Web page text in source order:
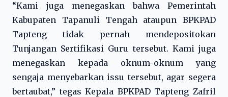
“Kami juga menegaskan bahwa Pemerintah
Kabupaten Tapanuli Tengah ataupun BPKPAD
Tapteng tidak pernah mendepositokan
Tunjangan Sertifikasi Guru tersebut. Kami juga
menegaskan kepada oknum-oknum yang
sengaja menyebarkan issu tersebut, agar segera
bertaubat,” tegas Kepala BPKPAD Tapteng Zafril